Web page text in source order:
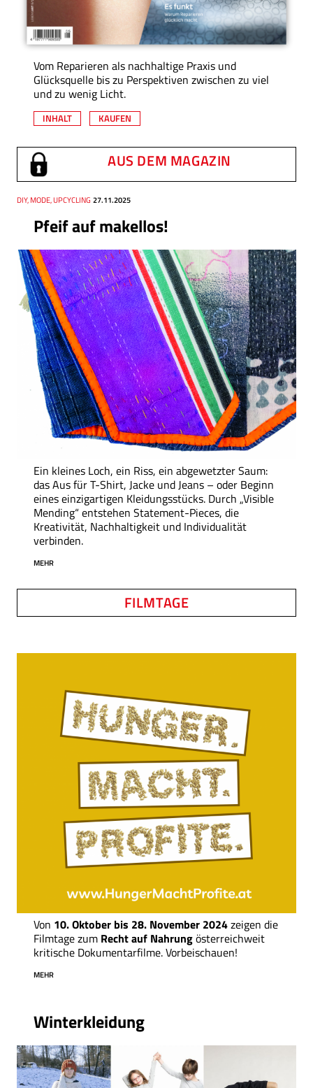
Vom Reparieren als nachhaltige Praxis und
Glücksquelle bis zu Perspektiven zwischen zu viel
und zu wenig Licht.
INHALT KAUFEN
AUS DEM MAGAZIN
Pfeif auf makellos!
Thema
DIY, MODE, UPCYCLING
Datum 27.11.2025
Ein kleines Loch, ein Riss, ein abgewetzter Saum:
das Aus für T-Shirt, Jacke und Jeans – oder Beginn
eines einzigartigen Kleidungsstücks. Durch „Visible
Mending“ entstehen Statement-Pieces, die
Kreativität, Nachhaltigkeit und Individualität
verbinden.
MEHR
FILMTAGE
Von 10. Oktober bis 28. November 2024zeigen die
Filmtage zum Recht auf Nahrungösterreichweit
kritische Dokumentarfilme. Vorbeischauen!
MEHR
Winterkleidung